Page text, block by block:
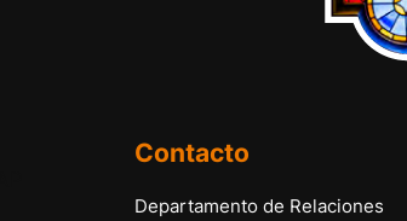
Contacto
Departamento de Relaciones